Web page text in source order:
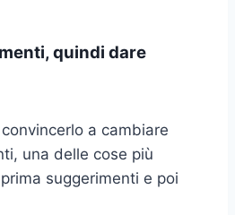
quindi dare
a cambiare
una delle cose più
suggerimenti e poi